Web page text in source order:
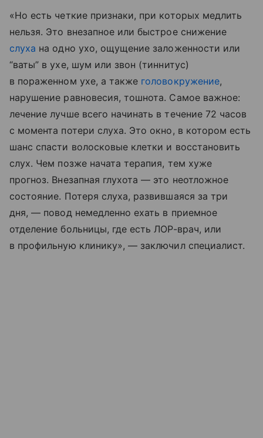
«Но есть четкие признаки, при которых медлить
нельзя. Это внезапное или быстрое снижение
слуха на одно ухо, ощущение заложенности или
“ваты” в ухе, шум или звон (тиннитус)
в пораженном ухе, а также головокружение,
нарушение равновесия, тошнота. Самое важное:
лечение лучше всего начинать в течение 72 часов
с момента потери слуха. Это окно, в котором есть
шанс спасти волосковые клетки и восстановить
слух. Чем позже начата терапия, тем хуже
прогноз. Внезапная глухота — это неотложное
состояние. Потеря слуха, развившаяся за три
дня, — повод немедленно ехать в приемное
отделение больницы, где есть ЛОР-врач, или
в профильную клинику», — заключил специалист.